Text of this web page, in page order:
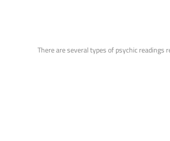
There are several types of psychic